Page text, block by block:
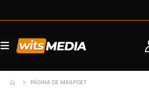
PÁGINA DE MAILPOET